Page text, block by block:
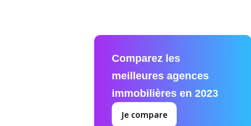
Comparez les
meilleures agences
immobilières en 2023
Je compare